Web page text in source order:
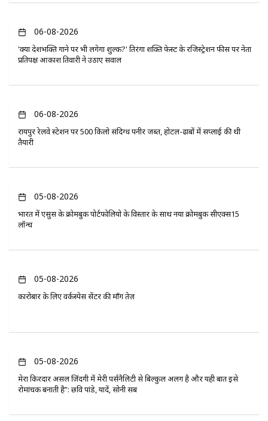
06-08-2026
'क्या देशभक्ति गाने पर भी लगेगा शुल्क?' तिरंगा शक्ति फेस्ट के रजिस्ट्रेशन फीस पर नेता
प्रतिपक्ष आकाश तिवारी ने उठाए सवाल
06-08-2026
रायपुर रेलवे स्टेशन पर 500 किलो संदिग्ध पनीर जब्त, होटल-ढाबों में सप्लाई की थी
तैयारी
05-08-2026
भारत में एसुस के क्रोमबुक पोर्टफोलियो के विस्तार के साथ नया क्रोमबुक सीएक्स15
लॉन्च
05-08-2026
कारोबार के लिए वर्कस्पेस सेंटर की माँग तेज़
05-08-2026
मेरा किरदार असल ज़िंदगी में मेरी पर्सनैलिटी से बिल्कुल अलग है और यही बात इसे
रोमांचक बनाती है”: छवि पांडे, यादें, सोनी सब